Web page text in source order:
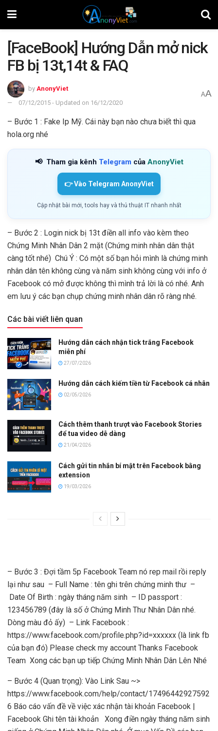
[FaceBook] Hướng Dẫn mở nick
FB bị 13t,14t & FAQ
by AnonyViet
07/12/2015 - Updated on 16/12/2020
AA
– Bước 1 : Fake Ip Mỹ. Cái này bạn nào chưa biết thì qua
hola.org nhé
📢 Tham gia kênh Telegram của AnonyViet
👉 Vào Telegram AnonyViet
Cập nhật bài mới, tools hay và thủ thuật IT nhanh nhất
– Bước 2 : Login nick bị 13t điền all info vào kèm theo
Chứng Minh Nhân Dân 2 mặt (Chứng minh nhân dân thật
càng tốt nhé) Chú Ý : Có một số bạn hỏi mình là chứng minh
nhân dân tên không cùng và năm sinh không cùng với info ở
Facebook có mở được không thì mình trả lời là có nhé. Anh
em lưu ý các bạn chụp chứng minh nhân dân rõ ràng nhé.
Các bài viết liên quan
Hướng dẫn cách nhận tick trắng Facebook
miễn phí
27/07/2026
Hướng dẫn cách kiếm tiền từ Facebook cá nhân
02/05/2026
Cách thêm thanh trượt vào Facebook Stories
để tua video dễ dàng
21/04/2026
Cách gửi tin nhắn bí mật trên Facebook bằng
extension
19/03/2026
– Bước 3 : Đợi tầm 5p Facebook Team nó rep mail rồi reply
lại như sau – Full Name : tên ghi trên chứng minh thư –
Date Of Birth : ngày tháng năm sinh – ID passport :
123456789 (đây là số ở Chứng Minh Thư Nhân Dân nhé.
Dòng màu đỏ ấy) – Link Facebook :
https://www.facebook.com/profile.php?id=xxxxxx (là link fb
của bạn đó) Please check my account Thanks Facebook
Team Xong các bạn up tiếp Chứng Minh Nhân Dân Lên Nhé
– Bước 4 (Quan trọng): Vào Link Sau ~>
https://www.facebook.com/help/contact/17496442927592
6 Báo cáo vấn đề về việc xác nhận tài khoản Facebook |
Facebook Ghi tên tài khoản Xong điền ngày tháng năm sinh